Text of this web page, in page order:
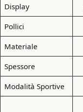
Display
Pollici
Materiale
Spessore
Modalità Sportive